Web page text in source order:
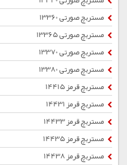
مستربچ صورتی 13360
مستربچ صورتی 13365
مستربچ صورتی 13370
مستربچ صورتی 13380
مستربچ قرمز 14415
مستربچ قرمز 14431
مستربچ قرمز 14433
مستربچ قرمز 14435
مستربچ قرمز 14438